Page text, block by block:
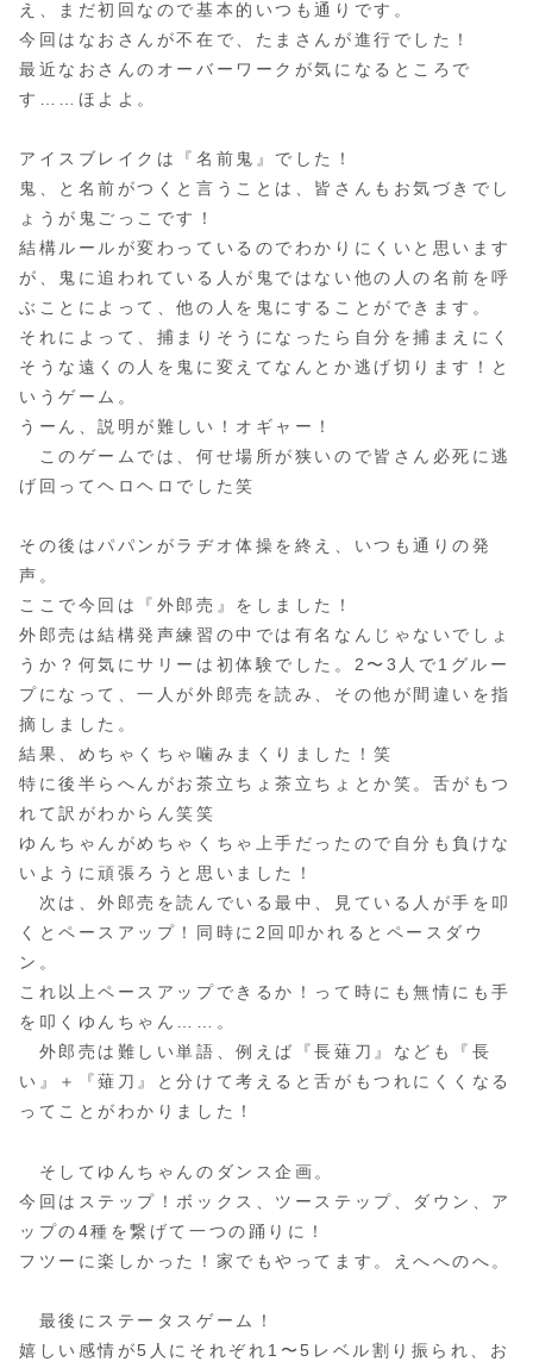
え、まだ初回なので基本的いつも通りです。
今回はなおさんが不在で、たまさんが進行でした！
最近なおさんのオーバーワークが気になるところで
す……ほよよ。
アイスブレイクは『名前鬼』でした！
鬼、と名前がつくと言うことは、皆さんもお気づきでし
ょうが鬼ごっこです！
結構ルールが変わっているのでわかりにくいと思います
が、鬼に追われている人が鬼ではない他の人の名前を呼
ぶことによって、他の人を鬼にすることができます。
それによって、捕まりそうになったら自分を捕まえにく
そうな遠くの人を鬼に変えてなんとか逃げ切ります！と
いうゲーム。
うーん、説明が難しい！オギャー！
このゲームでは、何せ場所が狭いので皆さん必死に逃
げ回ってヘロヘロでした笑
その後はパパンがラヂオ体操を終え、いつも通りの発
声。
ここで今回は『外郎売』をしました！
外郎売は結構発声練習の中では有名なんじゃないでしょ
うか？何気にサリーは初体験でした。2〜3人で1グルー
プになって、一人が外郎売を読み、その他が間違いを指
摘しました。
結果、めちゃくちゃ噛みまくりました！笑
特に後半らへんがお茶立ちょ茶立ちょとか笑。舌がもつ
れて訳がわからん笑笑
ゆんちゃんがめちゃくちゃ上手だったので自分も負けな
いように頑張ろうと思いました！
次は、外郎売を読んでいる最中、見ている人が手を叩
くとペースアップ！同時に2回叩かれるとペースダウ
ン。
これ以上ペースアップできるか！って時にも無情にも手
を叩くゆんちゃん……。
外郎売は難しい単語、例えば『長薙刀』なども『長
い』＋『薙刀』と分けて考えると舌がもつれにくくなる
ってことがわかりました！
そしてゆんちゃんのダンス企画。
今回はステップ！ボックス、ツーステップ、ダウン、ア
ップの4種を繋げて一つの踊りに！
フツーに楽しかった！家でもやってます。えへへのへ。
最後にステータスゲーム！
嬉しい感情が5人にそれぞれ1〜5レベル割り振られ、お